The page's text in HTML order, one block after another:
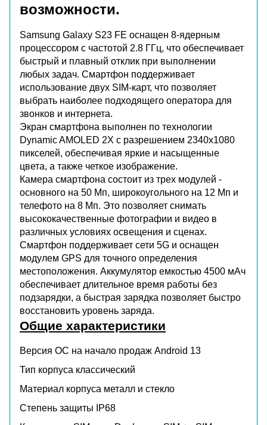
возможности.
Samsung Galaxy S23 FE оснащен 8-ядерным
процессором с частотой 2.8 ГГц, что обеспечивает
быстрый и плавный отклик при выполнении
любых задач. Смартфон поддерживает
использование двух SIM-карт, что позволяет
выбрать наиболее подходящего оператора для
звонков и интернета.
Экран смартфона выполнен по технологии
Dynamic AMOLED 2X с разрешением 2340x1080
пикселей, обеспечивая яркие и насыщенные
цвета, а также четкое изображение.
Камера смартфона состоит из трех модулей -
основного на 50 Мп, широкоугольного на 12 Мп и
телефото на 8 Мп. Это позволяет снимать
высококачественные фотографии и видео в
различных условиях освещения и сценах.
Смартфон поддерживает сети 5G и оснащен
модулем GPS для точного определения
местоположения. Аккумулятор емкостью 4500 мАч
обеспечивает длительное время работы без
подзарядки, а быстрая зарядка позволяет быстро
восстановить уровень заряда.
Общие характеристики
Версия ОС на начало продаж Android 13
Тип корпуса классический
Материал корпуса металл и стекло
Степень защиты
IP68